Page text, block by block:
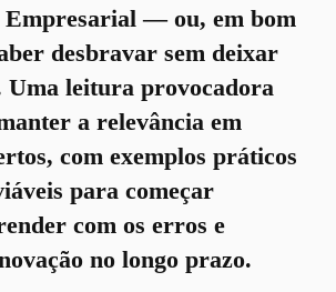
— ou, em bom
desbravar sem deixar
Uma leitura provocadora
a relevância em
com exemplos práticos
para começar
com os erros e
no longo prazo.